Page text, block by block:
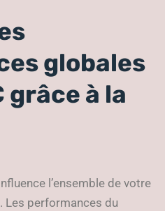
globales
grâce à la
l’ensemble de votre
Les performances du